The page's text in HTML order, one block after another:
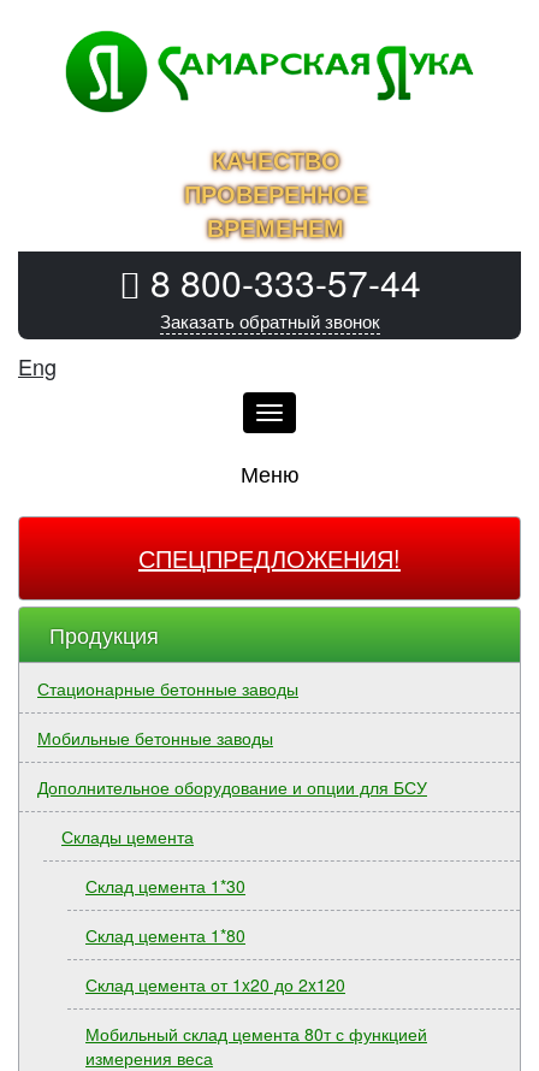
КАЧЕСТВО
ПРОВЕРЕННОЕ
ВРЕМЕНЕМ
8 800-333-57-44
Заказать обратный звонок
Eng
Меню
Меню
СПЕЦПРЕДЛОЖЕНИЯ!
Продукция
Стационарные бетонные заводы
Мобильные бетонные заводы
Дополнительное оборудование и опции для БСУ
Склады цемента
Склад цемента 1*30
Склад цемента 1*80
Склад цемента от 1x20 до 2x120
Мобильный склад цемента 80т с функцией
измерения веса